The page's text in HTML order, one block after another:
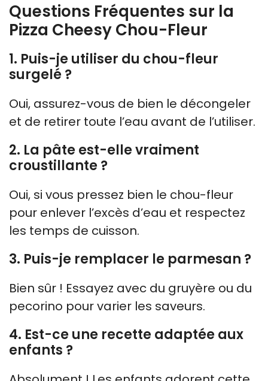
Questions Fréquentes sur la
Pizza Cheesy Chou-Fleur
1. Puis-je utiliser du chou-fleur
surgelé ?
Oui, assurez-vous de bien le décongeler
et de retirer toute l’eau avant de l’utiliser.
2. La pâte est-elle vraiment
croustillante ?
Oui, si vous pressez bien le chou-fleur
pour enlever l’excès d’eau et respectez
les temps de cuisson.
3. Puis-je remplacer le parmesan ?
Bien sûr ! Essayez avec du gruyère ou du
pecorino pour varier les saveurs.
4. Est-ce une recette adaptée aux
enfants ?